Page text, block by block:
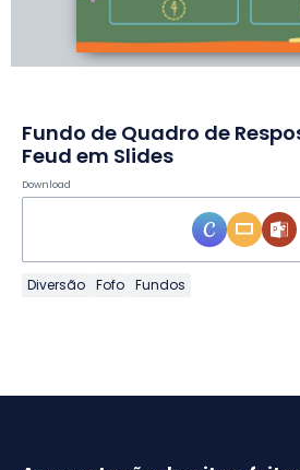
Fundo de Quadro de
Feud em Slides
Download
Diversão Fofo Fundos